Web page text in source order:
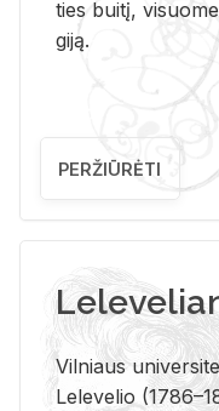
ties bui­tį,
gi­ją.
PERŽIŪRĖTI
Vil­niaus
Le­le­ve­lio